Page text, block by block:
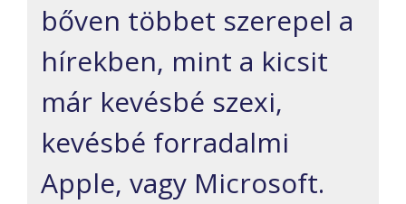
bőven többet szerepel a
hírekben, mint a kicsit
már kevésbé szexi,
kevésbé forradalmi
Apple, vagy Microsoft.